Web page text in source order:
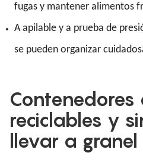
fugas y mantener alimentos
A apilable y a prueba de
se pueden organizar
reciclables y
llevar a granel